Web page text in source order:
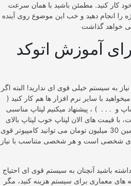
کار کنید. مطمئن باشید با همان سرعت
را انجام دهید و خب این موضوع روی آینده
آموزش اتوکد
به سیستم خیلی قوی ای ندارید! البته اگر
با سایر نرم افزار ها هم کار کنید (
و . . . ) ، پیشنهاد میکنیم لپتاپ مناسبی
امروز 1401.07.02 است، با قیمت های الان لپتاپ خوب لپتاپ بالای
30 میلیون تومان است، ولی با همین 30 میلیون تومان می توانید کامپیوتر قوی
ای شخصی است و هر شخصی متناسب با نیاز
باشید آنچنان به سیستم قوی ای احتیاج
های معماری برای سیستم هزینه کنید، مگر